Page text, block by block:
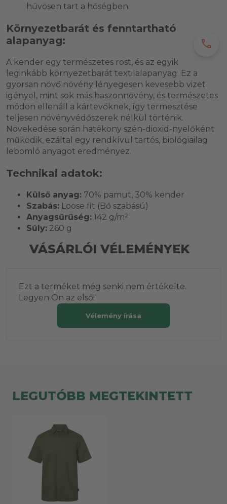
hűvösen tart a hőségben.
Környezetbarát és fenntartható
alapanyag:
A kender egy természetes rost, és az egyik
leginkább környezetbarát textilalapanyag. Ez a
gyorsan növő növény lényegesen kevesebb vizet
igényel, mint sok más haszonnövény, és természetes
módon ellenáll a kártevőknek, így termesztése
teljesen növényvédőszerek nélkül történik.
Növekedése során hatékony szén-dioxid-nyelőként
működik, ezáltal egy rendkívül tartós, biológiailag
lebomló anyagot eredményez.
Technikai adatok:
Külső anyag: 70% pamut, 30% kender
Szabás: Loose fit (Bő szabású)
Anyagsűrűség: 142 g/m²
Súly: 260 g
VÁSÁRLÓI VÉLEMÉNYEK
Ezt a terméket még senki nem értékelte.
Legyen Ön az első!
Vélemény írása
LEGUTÓBB MEGTEKINTETT
call